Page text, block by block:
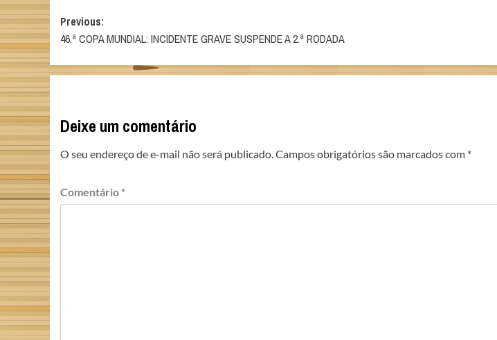
Post
navigation
Previous:
46.ª COPA MUNDIAL: INCIDENTE GRAVE SUSPENDE A 2.ª RODADA
Deixe um comentário
O seu endereço de e-mail não será publicado.Campos obrigatórios são marcados com *
Comentário *